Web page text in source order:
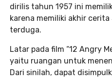
dirilis tahun 1957 ini
karena memiliki akhir
terduga.
Latar pada film “12 Angry
yaitu ruangan untuk
Dari sinilah, dapat